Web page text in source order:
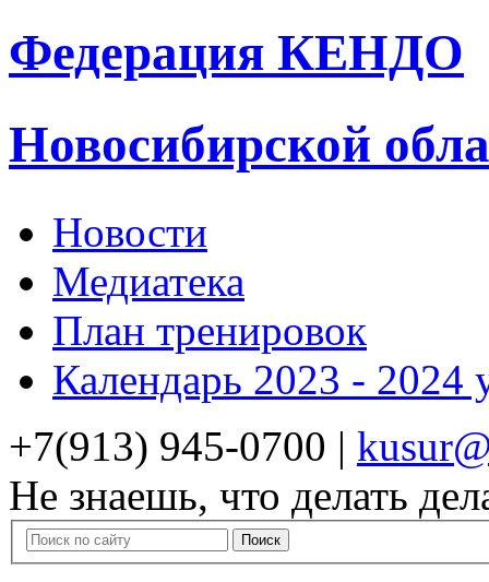
Федерация КЕНДО
Новосибирской
Новости
Медиатека
План тренировок
Календарь 2023 - 2024
+7(913) 945-0700 |
Не знаешь, что делать